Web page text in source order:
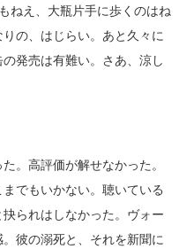
ねえ、大瓶片手に歩くのはね
の、はじらい。あと久々に
発売は有難い。さあ、涼し
。高評価が解せなかった。
でもいかない。聴いている
られはしなかった。ヴォー
彼の溺死と、それを新聞に